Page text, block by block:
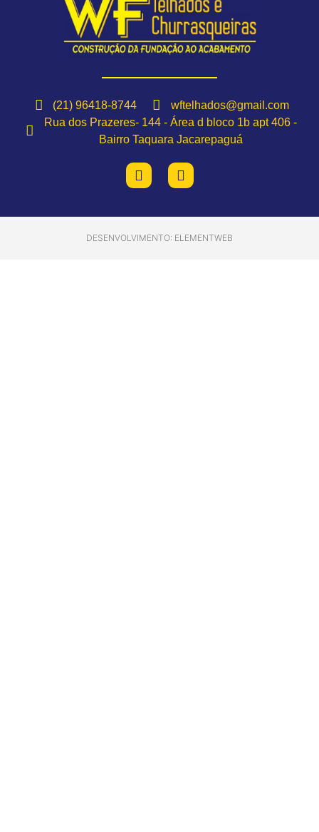
(21) 96418-8744
wftelhados@gmail.com
Rua dos Prazeres- 144 - Área d bloco 1b apt 406 -
Bairro Taquara Jacarepaguá
DESENVOLVIMENTO: ELEMENTWEB